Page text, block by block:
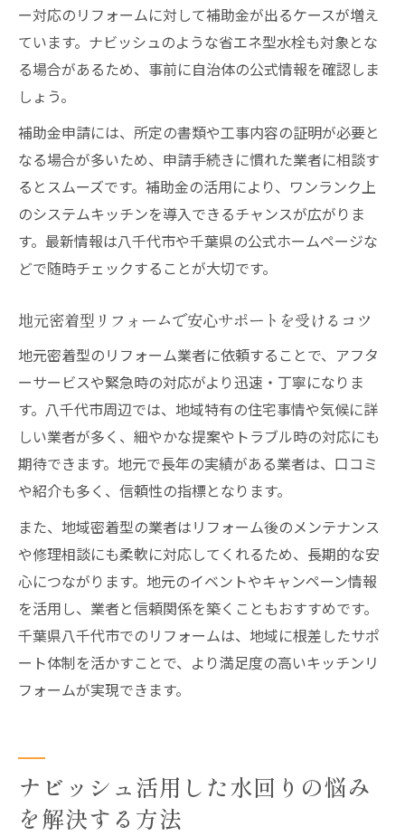
ー対応のリフォームに対して補助金が出るケースが増え
ています。ナビッシュのような省エネ型水栓も対象とな
る場合があるため、事前に自治体の公式情報を確認しま
しょう。
補助金申請には、所定の書類や工事内容の証明が必要と
なる場合が多いため、申請手続きに慣れた業者に相談す
るとスムーズです。補助金の活用により、ワンランク上
のシステムキッチンを導入できるチャンスが広がりま
す。最新情報は八千代市や千葉県の公式ホームページな
どで随時チェックすることが大切です。
地元密着型リフォームで安心サポートを受けるコツ
地元密着型のリフォーム業者に依頼することで、アフタ
ーサービスや緊急時の対応がより迅速・丁寧になりま
す。八千代市周辺では、地域特有の住宅事情や気候に詳
しい業者が多く、細やかな提案やトラブル時の対応にも
期待できます。地元で長年の実績がある業者は、口コミ
や紹介も多く、信頼性の指標となります。
また、地域密着型の業者はリフォーム後のメンテナンス
や修理相談にも柔軟に対応してくれるため、長期的な安
心につながります。地元のイベントやキャンペーン情報
を活用し、業者と信頼関係を築くこともおすすめです。
千葉県八千代市でのリフォームは、地域に根差したサポ
ート体制を活かすことで、より満足度の高いキッチンリ
フォームが実現できます。
ナビッシュ活用した水回りの悩み
を解決する方法